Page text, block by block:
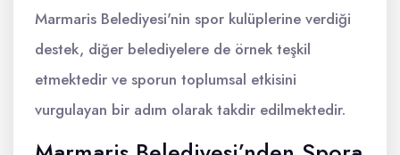
Marmaris Belediyesi'nin spor kulüplerine verdiği
destek, diğer belediyelere de örnek teşkil
etmektedir ve sporun toplumsal etkisini
vurgulayan bir adım olarak takdir edilmektedir.